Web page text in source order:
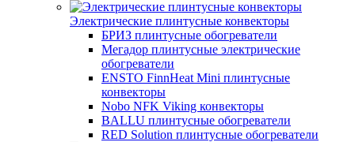
Электрические плинтусные конвекторы
БРИЗ плинтусные обогреватели
Мегадор плинтусные электрические
обогреватели
ENSTO FinnHeat Mini плинтусные
конвекторы
Nobo NFK Viking конвекторы
BALLU плинтусные обогреватели
RED Solution плинтусные обогреватели